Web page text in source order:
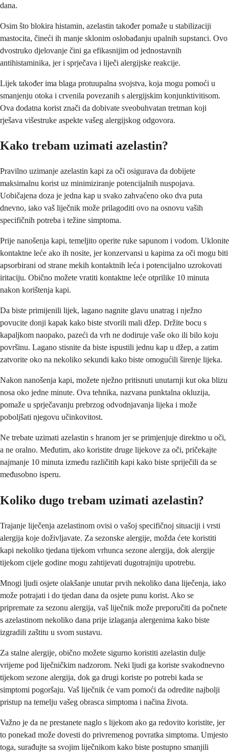
dana.
Osim što blokira histamin, azelastin također pomaže u stabilizaciji
mastocita, čineći ih manje sklonim oslobađanju upalnih supstanci. Ovo
dvostruko djelovanje čini ga efikasnijim od jednostavnih
antihistaminika, jer i sprječava i liječi alergijske reakcije.
Lijek također ima blaga protuupalna svojstva, koja mogu pomoći u
smanjenju otoka i crvenila povezanih s alergijskim konjunktivitisom.
Ova dodatna korist znači da dobivate sveobuhvatan tretman koji
rješava višestruke aspekte vašeg alergijskog odgovora.
Kako trebam uzimati azelastin?
Pravilno uzimanje azelastin kapi za oči osigurava da dobijete
maksimalnu korist uz minimiziranje potencijalnih nuspojava.
Uobičajena doza je jedna kap u svako zahvaćeno oko dva puta
dnevno, iako vaš liječnik može prilagoditi ovo na osnovu vaših
specifičnih potreba i težine simptoma.
Prije nanošenja kapi, temeljito operite ruke sapunom i vodom. Uklonite
kontaktne leće ako ih nosite, jer konzervansi u kapima za oči mogu biti
apsorbirani od strane mekih kontaktnih leća i potencijalno uzrokovati
iritaciju. Obično možete vratiti kontaktne leće otprilike 10 minuta
nakon korištenja kapi.
Da biste primijenili lijek, lagano nagnite glavu unatrag i nježno
povucite donji kapak kako biste stvorili mali džep. Držite bocu s
kapaljkom naopako, pazeći da vrh ne dodiruje vaše oko ili bilo koju
površinu. Lagano stisnite da biste ispustili jednu kap u džep, a zatim
zatvorite oko na nekoliko sekundi kako biste omogućili širenje lijeka.
Nakon nanošenja kapi, možete nježno pritisnuti unutarnji kut oka blizu
nosa oko jedne minute. Ova tehnika, nazvana punktalna okluzija,
pomaže u sprječavanju prebrzog odvodnjavanja lijeka i može
poboljšati njegovu učinkovitost.
Ne trebate uzimati azelastin s hranom jer se primjenjuje direktno u oči,
a ne oralno. Međutim, ako koristite druge lijekove za oči, pričekajte
najmanje 10 minuta između različitih kapi kako biste spriječili da se
međusobno isperu.
Koliko dugo trebam uzimati azelastin?
Trajanje liječenja azelastinom ovisi o vašoj specifičnoj situaciji i vrsti
alergija koje doživljavate. Za sezonske alergije, možda ćete koristiti
kapi nekoliko tjedana tijekom vrhunca sezone alergija, dok alergije
tijekom cijele godine mogu zahtijevati dugotrajniju upotrebu.
Mnogi ljudi osjete olakšanje unutar prvih nekoliko dana liječenja, iako
može potrajati i do tjedan dana da osjete punu korist. Ako se
pripremate za sezonu alergija, vaš liječnik može preporučiti da počnete
s azelastinom nekoliko dana prije izlaganja alergenima kako biste
izgradili zaštitu u svom sustavu.
Za stalne alergije, obično možete sigurno koristiti azelastin dulje
vrijeme pod liječničkim nadzorom. Neki ljudi ga koriste svakodnevno
tijekom sezone alergija, dok ga drugi koriste po potrebi kada se
simptomi pogoršaju. Vaš liječnik će vam pomoći da odredite najbolji
pristup na temelju vašeg obrasca simptoma i načina života.
Važno je da ne prestanete naglo s lijekom ako ga redovito koristite, jer
to ponekad može dovesti do privremenog povratka simptoma. Umjesto
toga, surađujte sa svojim liječnikom kako biste postupno smanjili